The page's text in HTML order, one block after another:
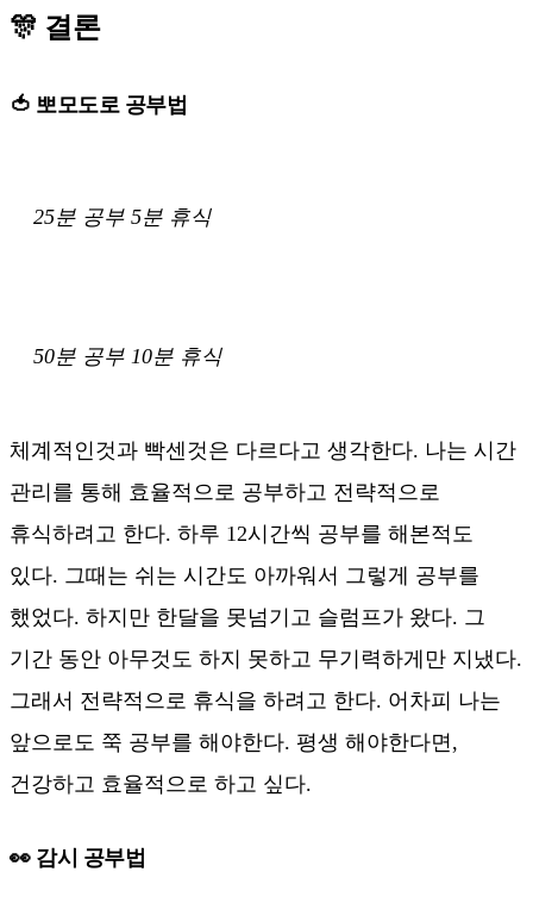
🎊 결론
🍅 뽀모도로 공부법
25분 공부 5분 휴식
50분 공부 10분 휴식
체계적인것과 빡센것은 다르다고 생각한다. 나는 시간
관리를 통해 효율적으로 공부하고 전략적으로
휴식하려고 한다. 하루 12시간씩 공부를 해본적도
있다. 그때는 쉬는 시간도 아까워서 그렇게 공부를
했었다. 하지만 한달을 못넘기고 슬럼프가 왔다. 그
기간 동안 아무것도 하지 못하고 무기력하게만 지냈다.
그래서 전략적으로 휴식을 하려고 한다. 어차피 나는
앞으로도 쭉 공부를 해야한다. 평생 해야한다면,
건강하고 효율적으로 하고 싶다.
👀 감시 공부법